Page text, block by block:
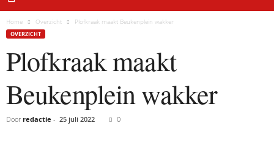
Home Overzicht Plofkraak maakt Beukenplein wakker
OVERZICHT
Plofkraak maakt
Beukenplein wakker
Door redactie - 25 juli 2022 0